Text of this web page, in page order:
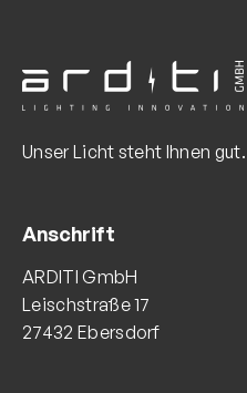
Unser Licht steht Ihnen gut.
Anschrift
ARDITI GmbH
Leischstraße 17
27432 Ebersdorf